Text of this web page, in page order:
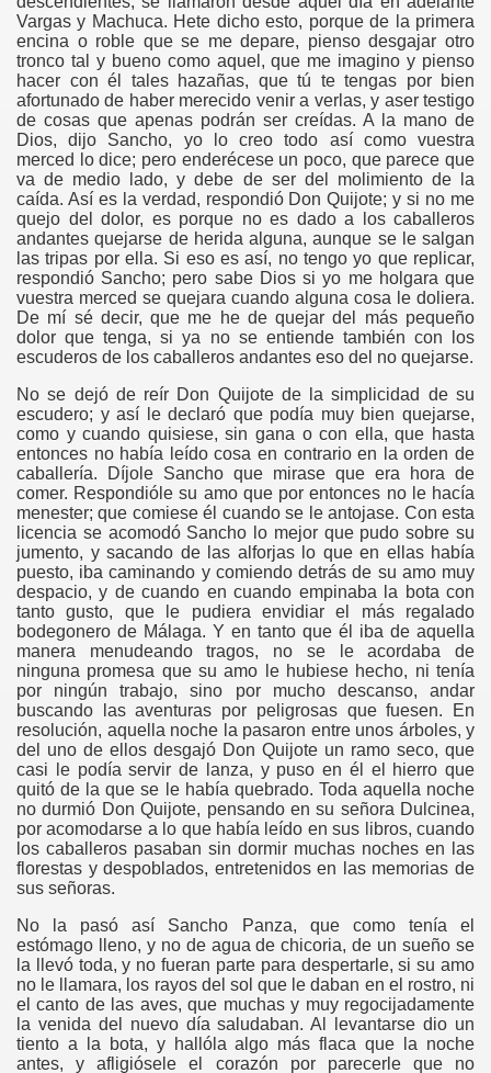
Vargas y Machuca. Hete dicho esto, porque de la primera
encina o roble que se me depare, pienso desgajar otro
tronco tal y bueno como aquel, que me imagino y pienso
hacer con él tales hazañas, que tú te tengas por bien
afortunado de haber merecido venir a verlas, y aser testigo
de cosas que apenas podrán ser creídas. A la mano de
Dios, dijo Sancho, yo lo creo todo así como vuestra
merced lo dice; pero enderécese un poco, que parece que
va de medio lado, y debe de ser del molimiento de la
caída. Así es la verdad, respondió Don Quijote; y si no me
quejo del dolor, es porque no es dado a los caballeros
andantes quejarse de herida alguna, aunque se le salgan
las tripas por ella. Si eso es así, no tengo yo que replicar,
respondió Sancho; pero sabe Dios si yo me holgara que
vuestra merced se quejara cuando alguna cosa le doliera.
De mí sé decir, que me he de quejar del más pequeño
dolor que tenga, si ya no se entiende también con los
escuderos de los caballeros andantes eso del no quejarse.
No se dejó de reír Don Quijote de la simplicidad de su
escudero; y así le declaró que podía muy bien quejarse,
como y cuando quisiese, sin gana o con ella, que hasta
entonces no había leído cosa en contrario en la orden de
caballería. Díjole Sancho que mirase que era hora de
comer. Respondióle su amo que por entonces no le hacía
menester; que comiese él cuando se le antojase. Con esta
licencia se acomodó Sancho lo mejor que pudo sobre su
jumento, y sacando de las alforjas lo que en ellas había
puesto, iba caminando y comiendo detrás de su amo muy
despacio, y de cuando en cuando empinaba la bota con
tanto gusto, que le pudiera envidiar el más regalado
bodegonero de Málaga. Y en tanto que él iba de aquella
manera menudeando tragos, no se le acordaba de
ninguna promesa que su amo le hubiese hecho, ni tenía
por ningún trabajo, sino por mucho descanso, andar
buscando las aventuras por peligrosas que fuesen. En
resolución, aquella noche la pasaron entre unos árboles, y
del uno de ellos desgajó Don Quijote un ramo seco, que
casi le podía servir de lanza, y puso en él el hierro que
quitó de la que se le había quebrado. Toda aquella noche
no durmió Don Quijote, pensando en su señora Dulcinea,
por acomodarse a lo que había leído en sus libros, cuando
los caballeros pasaban sin dormir muchas noches en las
florestas y despoblados, entretenidos en las memorias de
sus señoras.
No la pasó así Sancho Panza, que como tenía el
estómago lleno, y no de agua de chicoria, de un sueño se
la llevó toda, y no fueran parte para despertarle, si su amo
no le llamara, los rayos del sol que le daban en el rostro, ni
el canto de las aves, que muchas y muy regocijadamente
la venida del nuevo día saludaban. Al levantarse dio un
tiento a la bota, y hallóla algo más flaca que la noche
antes, y afligiósele el corazón por parecerle que no